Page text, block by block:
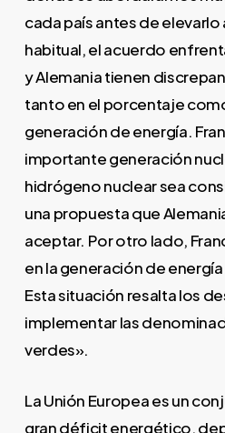
cada país antes de
habitual, el acuerdo
y Alemania tienen
tanto en el porcentaje
generación de energía.
importante generación
hidrógeno nuclear sea
una propuesta que
aceptar. Por otro lado,
en la generación de
Esta situación resalta los
implementar las
verdes».
La Unión Europea es un
gran déficit energético,